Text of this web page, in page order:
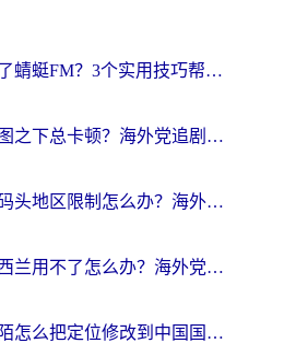
在德国听不了蜻蜓FM？3个实用技巧帮你解锁国内影音自由
在国外玩鸿图之下总卡顿？海外党追剧听歌的3个实用解决方案
在瑞士用洋码头地区限制怎么办？海外华人必看的回国加速全攻略
爱奇艺在新西兰用不了怎么办？海外党亲测有效的回国加速方案
在巴西用陌陌怎么把定位修改到中国国内？海外党必看的回国加速全攻略